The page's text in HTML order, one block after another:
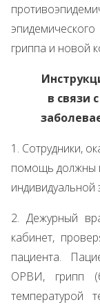
гриппа и новой
в связи
1. Сотрудники,
помощь должны
индивидуальной
2. Дежурный
кабинет,
пациента.
ОРВИ, грипп